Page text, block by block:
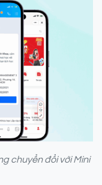
chuyển đổi với Mini